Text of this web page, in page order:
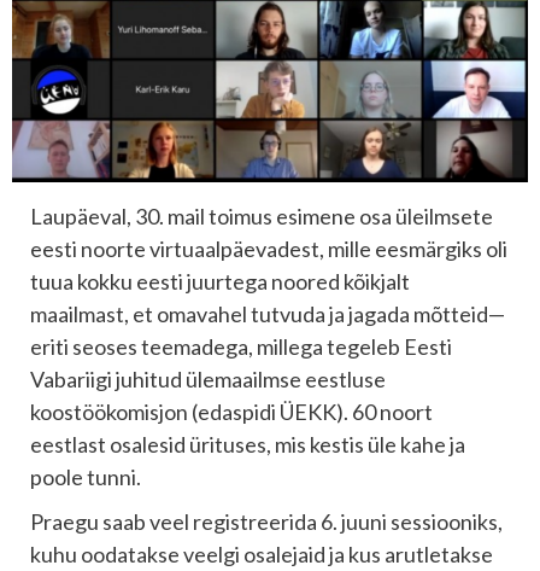
Laupäeval, 30. mail toimus esimene osa üleilmsete
eesti noorte virtuaalpäevadest, mille eesmärgiks oli
tuua kokku eesti juurtega noored kõikjalt
maailmast, et omavahel tutvuda ja jagada mõtteid—
eriti seoses teemadega, millega tegeleb Eesti
Vabariigi juhitud ülemaailmse eestluse
koostöökomisjon (edaspidi ÜEKK). 60 noort
eestlast osalesid ürituses, mis kestis üle kahe ja
poole tunni.
Praegu saab veel registreerida 6. juuni sessiooniks,
kuhu oodatakse veelgi osalejaid ja kus arutletakse